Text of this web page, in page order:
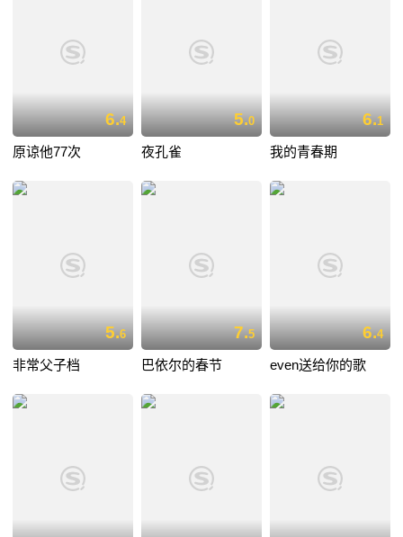
6.4
原谅他77次
5.0
夜孔雀
6.1
我的青春期
5.6
非常父子档
7.5
巴依尔的春节
6.4
even送给你的歌